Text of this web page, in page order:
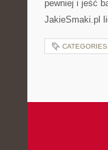
pewniej i jeść
JakieSmaki.pl
CATEGORIES: